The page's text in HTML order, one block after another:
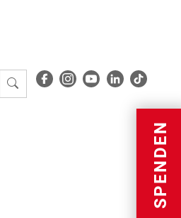
Menu
SPENDEN